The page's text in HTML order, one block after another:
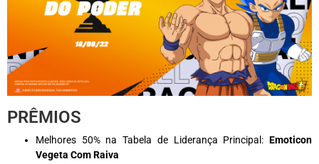
PRÊMIOS
Melhores 50% na Tabela de Liderança Principal: Emoticon
Vegeta Com Raiva